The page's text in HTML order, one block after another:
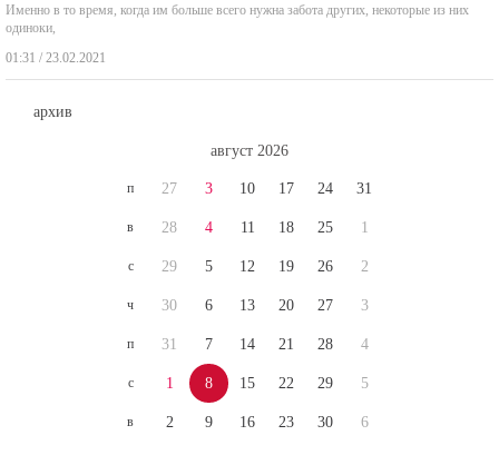
Именно в то время, когда им больше всего нужна забота других, некоторые из них
одиноки,
01:31 / 23.02.2021
архив
август 2026
п
в
с
ч
п
с
в
27
28
29
30
31
1
2
3
4
5
6
7
8
9
10
11
12
13
14
15
16
17
18
19
20
21
22
23
24
25
26
27
28
29
30
31
1
2
3
4
5
6